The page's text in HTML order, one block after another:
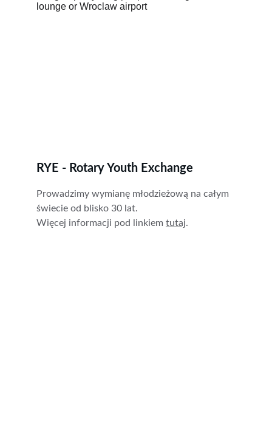
RYE - Rotary Youth Exchange
Prowadzimy wymianę młodzieżową na całym
świecie od blisko 30 lat.
Więcej informacji pod linkiem tutaj.